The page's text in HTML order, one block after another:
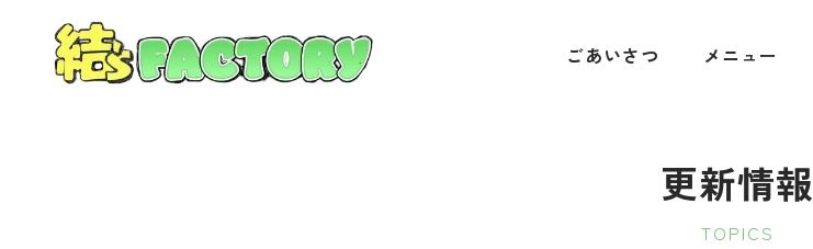
ごあいさつ メニュー
更新情報
TOPICS